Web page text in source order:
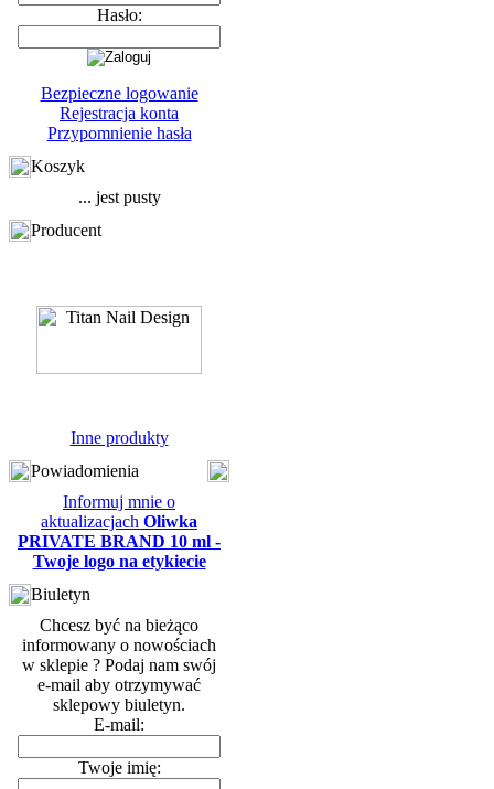
Hasło:
Bezpieczne logowanie
Rejestracja konta
Przypomnienie hasła
Koszyk
... jest pusty
Producent
Inne produkty
Powiadomienia
Informuj mnie o
aktualizacjach Oliwka
PRIVATE BRAND 10 ml -
Twoje logo na etykiecie
Biuletyn
Chcesz być na bieżąco
informowany o nowościach
w sklepie ? Podaj nam swój
e-mail aby otrzymywać
sklepowy biuletyn.
E-mail:
Twoje imię: